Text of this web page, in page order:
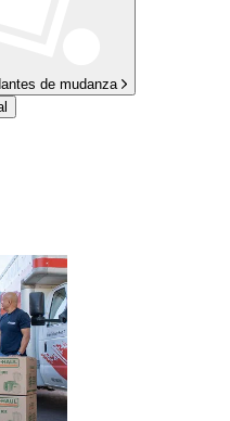
de mudanza